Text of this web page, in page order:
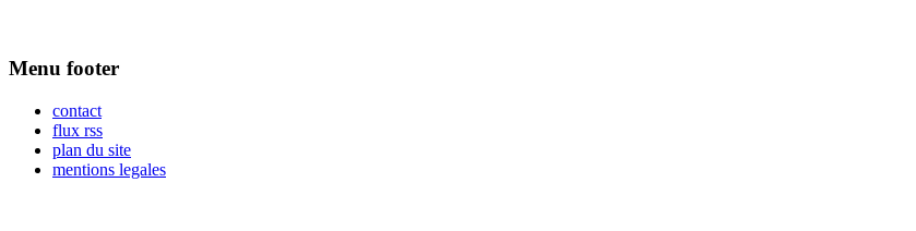
Menu footer
contact
flux rss
plan du site
mentions legales